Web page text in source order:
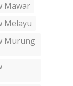
Mawar
Melayu
Murung